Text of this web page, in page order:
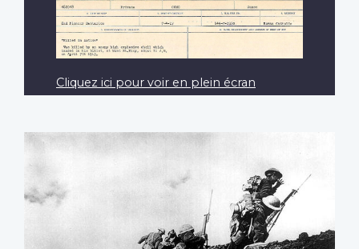
Cliquez ici pour voir en plein écran